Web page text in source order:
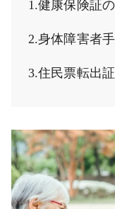
1.健康保険証
2.身体障害者
3.住民票転出